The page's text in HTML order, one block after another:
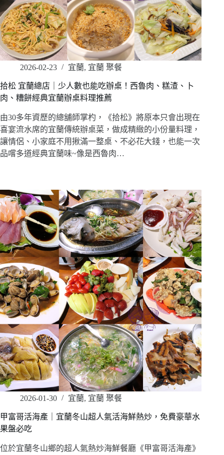
2026-02-23 宜蘭, 宜蘭 聚餐
拾松 宜蘭總店｜少人數也能吃辦桌！西魯肉、糕渣、卜
肉、糟餅經典宜蘭辦桌料理推薦
由30多年資歷的總舖師掌杓，《拾松》將原本只會出現在
喜宴流水席的宜蘭傳統辦桌菜，做成精緻的小份量料理，
讓情侶、小家庭不用揪滿一整桌、不必花大錢，也能一次
品嚐多道經典宜蘭味~像是西魯肉…
2026-01-30 宜蘭, 宜蘭 聚餐
甲富哥活海產｜宜蘭冬山超人氣活海鮮熱炒，免費豪華水
果盤必吃
位於宜蘭冬山鄉的超人氣熱炒海鮮餐廳《甲富哥活海產》